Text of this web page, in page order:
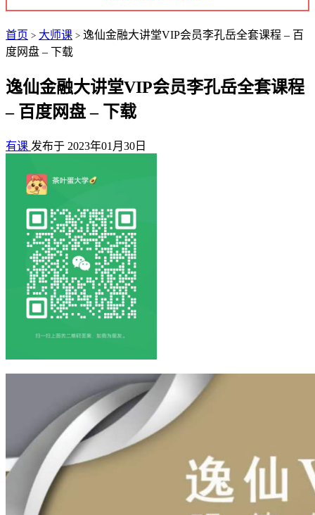
首页 > 大师课 > 逸仙金融大讲堂VIP会员李孔岳全套课程 – 百
度网盘 – 下载
逸仙金融大讲堂VIP会员李孔岳全套课程
– 百度网盘 – 下载
有课 发布于 2023年01月30日